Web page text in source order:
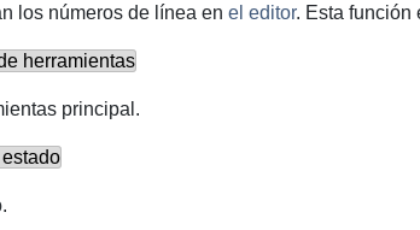
los números de línea en el editor. Esta función
herramientas
principal.